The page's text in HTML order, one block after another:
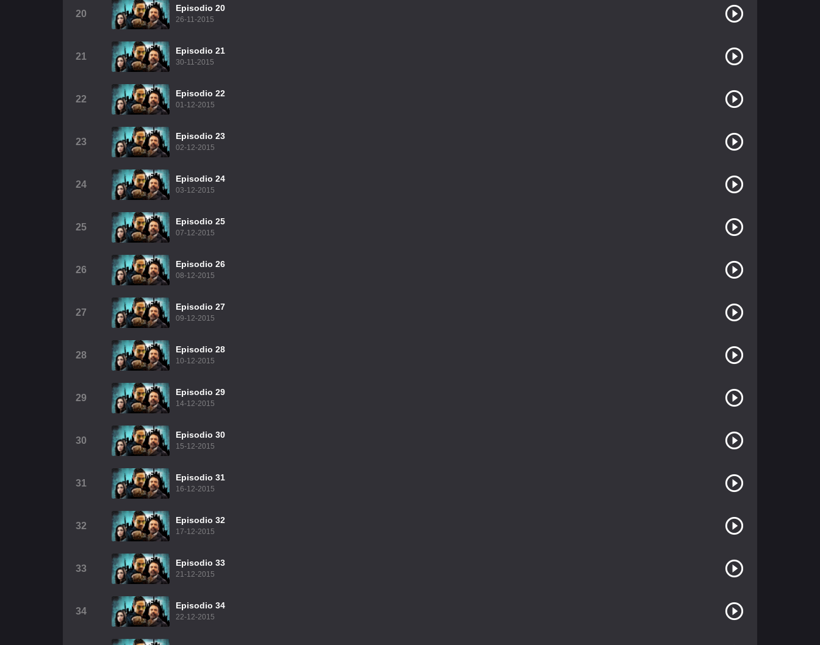
20
Episodio 20
26-11-2015
21
Episodio 21
30-11-2015
22
Episodio 22
01-12-2015
23
Episodio 23
02-12-2015
24
Episodio 24
03-12-2015
25
Episodio 25
07-12-2015
26
Episodio 26
08-12-2015
27
Episodio 27
09-12-2015
28
Episodio 28
10-12-2015
29
Episodio 29
14-12-2015
30
Episodio 30
15-12-2015
31
Episodio 31
16-12-2015
32
Episodio 32
17-12-2015
33
Episodio 33
21-12-2015
34
Episodio 34
22-12-2015